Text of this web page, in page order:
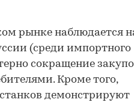
рынке наблюдается
(среди импортного
сокращение
Кроме того,
демонстрируют